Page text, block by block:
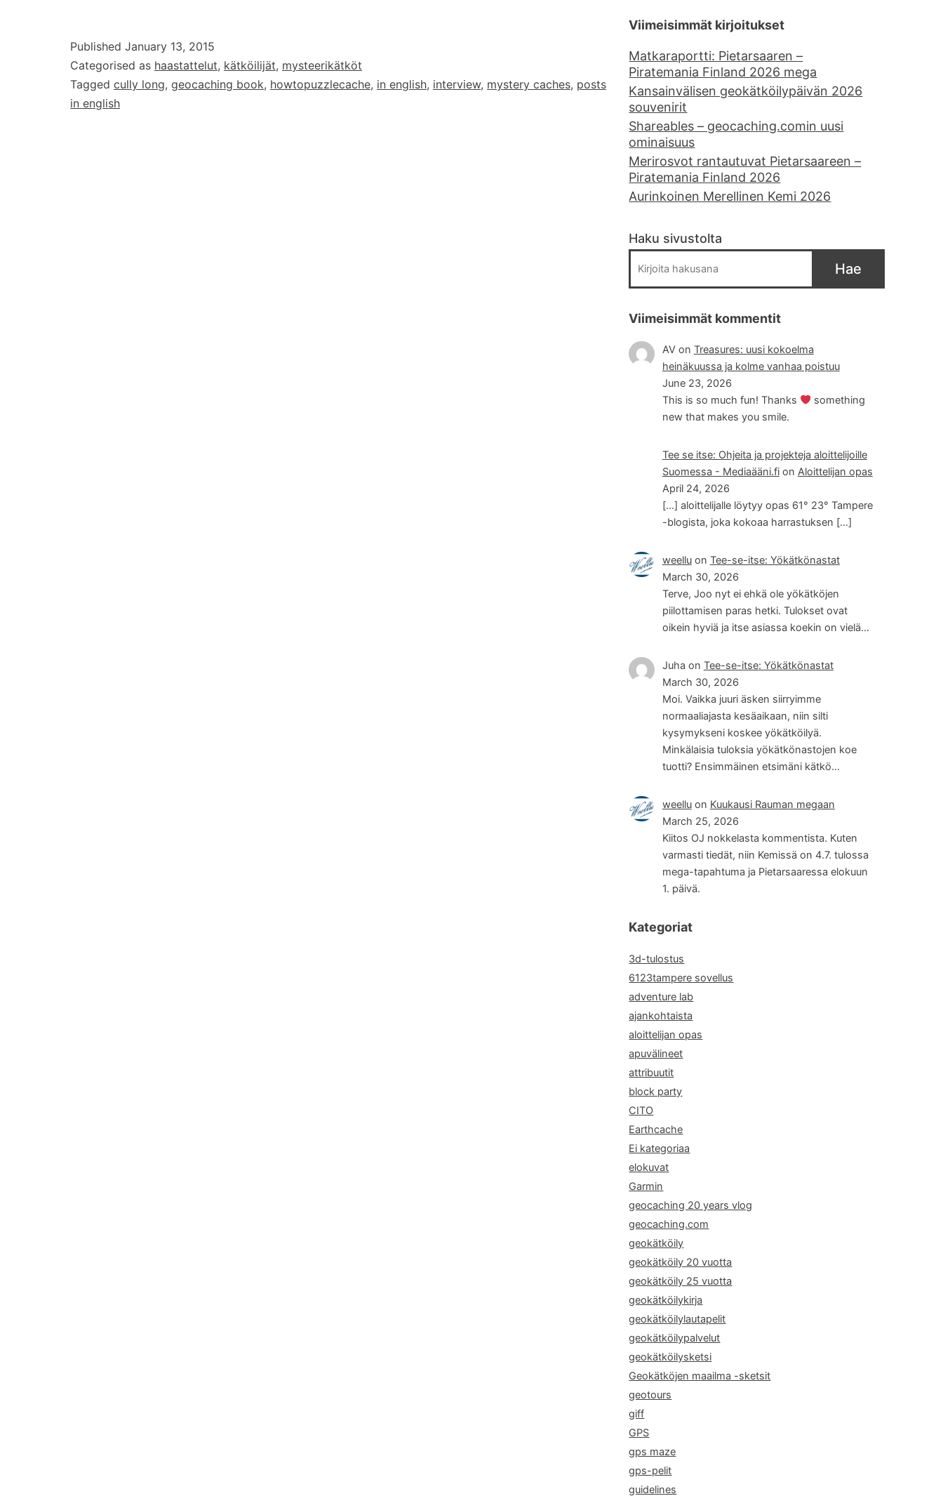
Long,
the
author
Published January 13, 2015
Categorised as haastattelut, kätköilijät, mysteerikätköt
Tagged cully long, geocaching book, howtopuzzlecache, in english, interview, mystery caches, posts
in english
Viimeisimmät kirjoitukset
Matkaraportti: Pietarsaaren –
Piratemania Finland 2026 mega
Kansainvälisen geokätköilypäivän 2026
souvenirit
Shareables – geocaching.comin uusi
ominaisuus
Merirosvot rantautuvat Pietarsaareen –
Piratemania Finland 2026
Aurinkoinen Merellinen Kemi 2026
Haku sivustolta
Hae
Viimeisimmät kommentit
AVon Treasures: uusi kokoelma
heinäkuussa ja kolme vanhaa poistuu
June 23, 2026
This is so much fun! Thanks
something
new that makes you smile.
Tee se itse: Ohjeita ja projekteja aloittelijoille
Suomessa - Mediaääni.fion Aloittelijan opas
April 24, 2026
[…] aloittelijalle löytyy opas 61° 23° Tampere
-blogista, joka kokoaa harrastuksen […]
weelluon Tee-se-itse: Yökätkönastat
March 30, 2026
Terve, Joo nyt ei ehkä ole yökätköjen
piilottamisen paras hetki. Tulokset ovat
oikein hyviä ja itse asiassa koekin on vielä…
Juha on Tee-se-itse: Yökätkönastat
March 30, 2026
Moi. Vaikka juuri äsken siirryimme
normaaliajasta kesäaikaan, niin silti
kysymykseni koskee yökätköilyä.
Minkälaisia tuloksia yökätkönastojen koe
tuotti? Ensimmäinen etsimäni kätkö…
weelluon Kuukausi Rauman megaan
March 25, 2026
Kiitos OJ nokkelasta kommentista. Kuten
varmasti tiedät, niin Kemissä on 4.7. tulossa
mega-tapahtuma ja Pietarsaaressa elokuun
1. päivä.
Kategoriat
3d-tulostus
6123tampere sovellus
adventure lab
ajankohtaista
aloittelijan opas
apuvälineet
attribuutit
block party
CITO
Earthcache
Ei kategoriaa
elokuvat
Garmin
geocaching 20 years vlog
geocaching.com
geokätköily
geokätköily 20 vuotta
geokätköily 25 vuotta
geokätköilykirja
geokätköilylautapelit
geokätköilypalvelut
geokätköilysketsi
Geokätköjen maailma -sketsit
geotours
giff
GPS
gps maze
gps-pelit
guidelines